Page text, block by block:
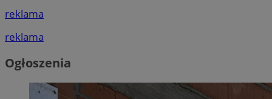
reklama
reklama
Ogłoszenia